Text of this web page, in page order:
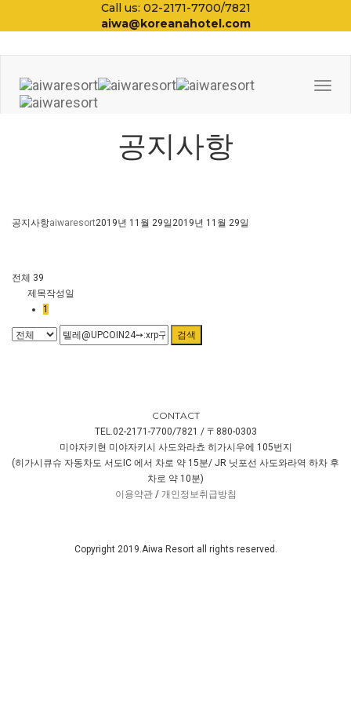
Call us: 02-2171-7700/7821
aiwa@koreanahotel.com
공지사항
공지사항aiwaresort2019년 11월 29일2019년 11월 29일
전체 39
제목작성일
1
검색
CONTACT
TEL.02-2171-7700/7821 / 〒880-0303
미야자키현 미야자키시 사도와라쵸 히가시우에 105번지
(히가시큐슈 자동차도 서도IC 에서 차로 약 15분/ JR 닛포선 사도와라역 하차 후
차로 약 10분)
이용약관/ 개인정보취급방침
Copyright 2019.Aiwa Resort all rights reserved.